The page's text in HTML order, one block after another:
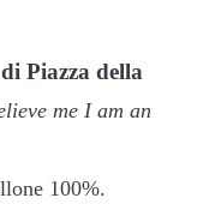
Piazza della
me I am an
100%.